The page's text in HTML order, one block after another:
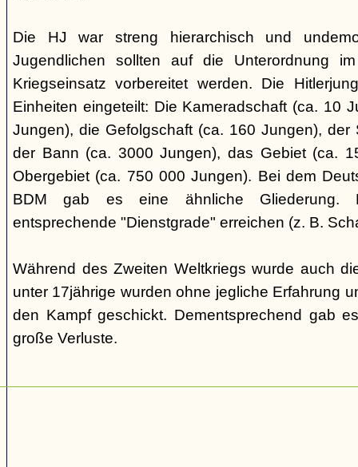
Die HJ war streng hierarchisch und
Jugendlichen sollten auf die Unterordnung
Kriegseinsatz vorbereitet werden. Die
Einheiten eingeteilt: Die Kameradschaft (ca. 10
Jungen), die Gefolgschaft (ca. 160 Jungen), der
der Bann (ca. 3000 Jungen), das Gebiet (ca.
Obergebiet (ca. 750 000 Jungen). Bei dem
BDM gab es eine ähnliche Gliederung.
entsprechende "Dienstgrade" erreichen (z. B.
Während des Zweiten Weltkriegs wurde auch
unter 17jährige wurden ohne jegliche Erfahrung
den Kampf geschickt. Dementsprechend gab
große Verluste.